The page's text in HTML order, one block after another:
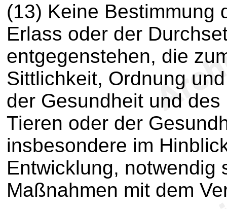
(13) Keine Bestimmung
Erlass oder der
entgegenstehen, die
Sittlichkeit, Ordnung
der Gesundheit und
Tieren oder der
insbesondere im
Entwicklung, notwendig
Maßnahmen mit dem